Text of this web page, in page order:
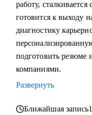
• Подготовка к
с руководителем,
техническому
• Зарплатные
собеседовании).
сделать так, чтобы
работу,
готовится к выходу
диагностику
подготовить резюме
компаниями.
Развернуть
Ближайшая запись